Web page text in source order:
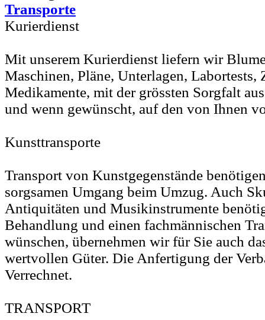
Transporte
Kurierdienst
Mit unserem Kurierdienst liefern wir
Maschinen, Pläne, Unterlagen, Labortests,
Medikamente, mit der grössten Sorgfalt
und wenn gewünscht, auf den von Ihnen
Kunsttransporte
Transport von Kunstgegenstände
sorgsamen Umgang beim Umzug. Auch
Antiquitäten und Musikinstrumente
Behandlung und einen fachmännischen
wünschen, übernehmen wir für Sie auch
wertvollen Güter. Die Anfertigung der
Verrechnet.
TRANSPORT